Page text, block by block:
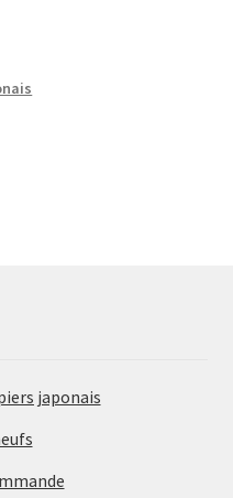
japonais